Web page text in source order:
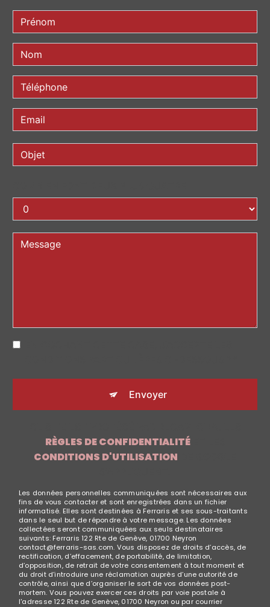
Envoyer
RÈGLES DE CONFIDENTIALITÉET LES
CONDITIONS D'UTILISATION
Les données personnelles communiquées sont nécessaires aux
fins de vous contacter et sont enregistrées dans un fichier
informatisé. Elles sont destinées à Ferraris et ses sous-traitants
dans le seul but de répondre à votre message. Les données
collectées seront communiquées aux seuls destinataires
suivants: Ferraris 122 Rte de Genève, 01700 Neyron
contact@ferraris-sas.com. Vous disposez de droits d’accès, de
rectification, d’effacement, de portabilité, de limitation,
d’opposition, de retrait de votre consentement à tout moment et
du droit d’introduire une réclamation auprès d’une autorité de
contrôle, ainsi que d’organiser le sort de vos données post-
mortem. Vous pouvez exercer ces droits par voie postale à
l'adresse 122 Rte de Genève, 01700 Neyron ou par courrier